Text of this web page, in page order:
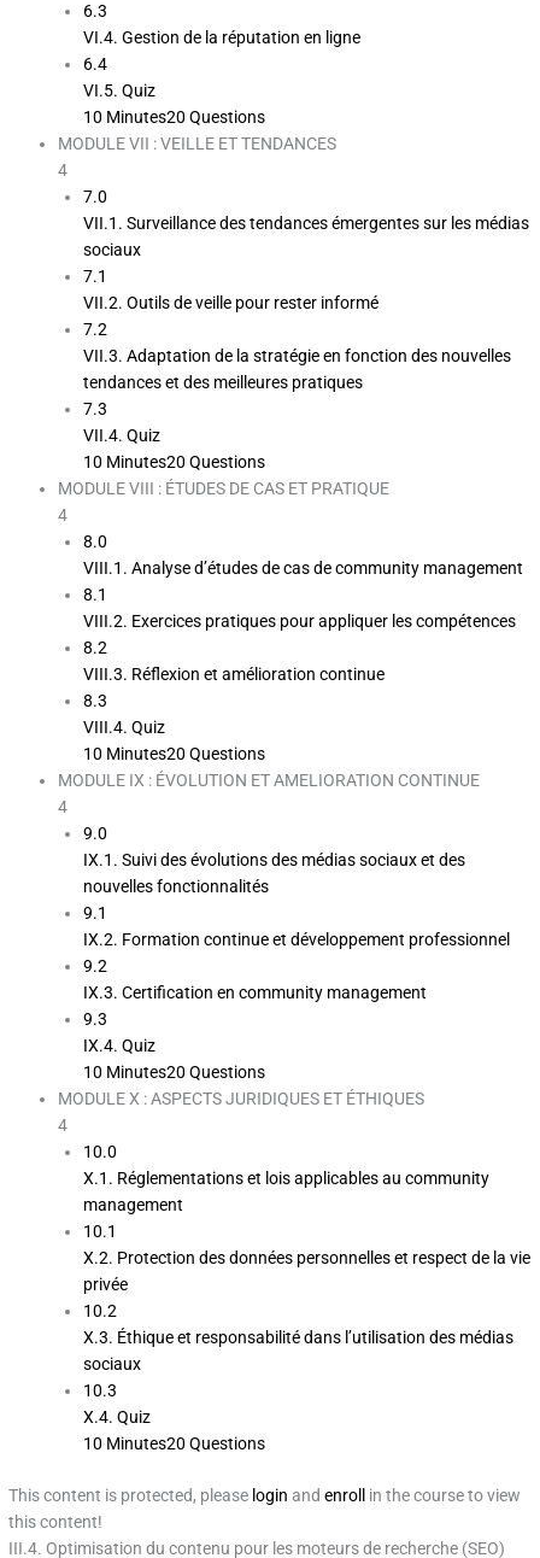
6.3
VI.4. Gestion de la réputation en ligne
6.4
VI.5. Quiz
10 Minutes20 Questions
MODULE VII : VEILLE ET TENDANCES
4
7.0
VII.1. Surveillance des tendances émergentes sur les médias
sociaux
7.1
VII.2. Outils de veille pour rester informé
7.2
VII.3. Adaptation de la stratégie en fonction des nouvelles
tendances et des meilleures pratiques
7.3
VII.4. Quiz
10 Minutes20 Questions
MODULE VIII : ÉTUDES DE CAS ET PRATIQUE
4
8.0
VIII.1. Analyse d’études de cas de community management
8.1
VIII.2. Exercices pratiques pour appliquer les compétences
8.2
VIII.3. Réflexion et amélioration continue
8.3
VIII.4. Quiz
10 Minutes20 Questions
MODULE IX : ÉVOLUTION ET AMELIORATION CONTINUE
4
9.0
IX.1. Suivi des évolutions des médias sociaux et des
nouvelles fonctionnalités
9.1
IX.2. Formation continue et développement professionnel
9.2
IX.3. Certification en community management
9.3
IX.4. Quiz
10 Minutes20 Questions
MODULE X : ASPECTS JURIDIQUES ET ÉTHIQUES
4
10.0
X.1. Réglementations et lois applicables au community
management
10.1
X.2. Protection des données personnelles et respect de la vie
privée
10.2
X.3. Éthique et responsabilité dans l’utilisation des médias
sociaux
10.3
X.4. Quiz
10 Minutes20 Questions
This content is protected, please login andenroll
in the course to view
this content!
III.4. Optimisation du contenu pour les moteurs de recherche (SEO)